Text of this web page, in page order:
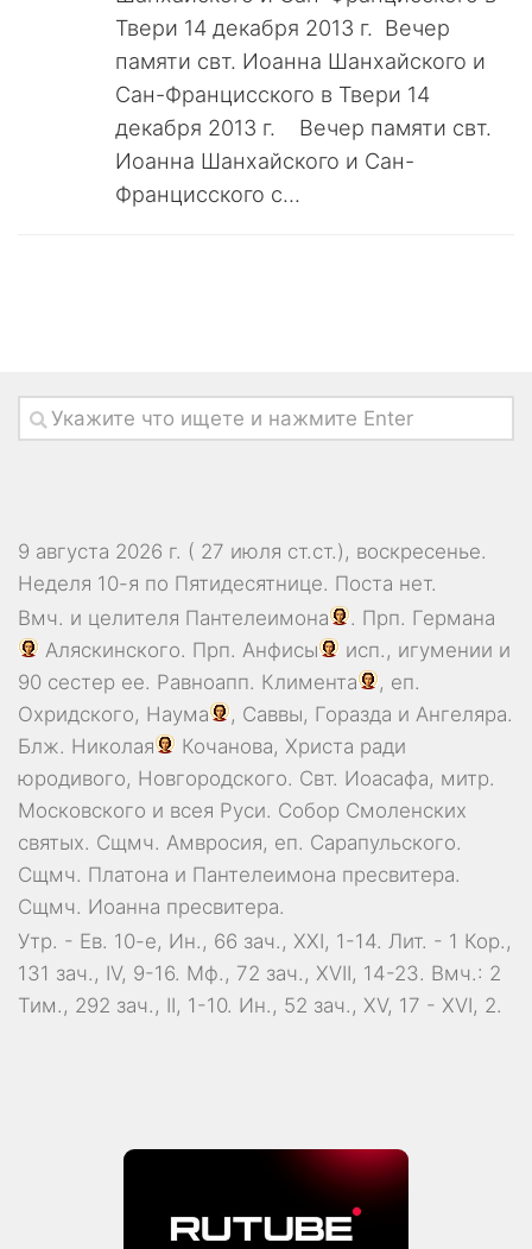
Твери 14 декабря 2013 г. Вечер
памяти свт. Иоанна Шанхайского и
Сан-Францисского в Твери 14
декабря 2013 г. Вечер памяти свт.
Иоанна Шанхайского и Сан-
Францисского с...
9 августа 2026 г. ( 27 июля ст.ст.), воскресенье.
Неделя 10-я по Пятидесятнице. Поста нет.
Вмч. и целителя Пантелеимона . Прп. Германа
Аляскинского. Прп. Анфисы
исп., игумении и
90 сестер ее. Равноапп. Климента
, еп.
Охридского, Наума , Саввы, Горазда и Ангеляра.
Блж. Николая
Кочанова, Христа ради
юродивого, Новгородского. Свт. Иоасафа, митр.
Московского и всея Руси. Собор Смоленских
святых. Сщмч. Амвросия, еп. Сарапульского.
Сщмч. Платона и Пантелеимона пресвитера.
Сщмч. Иоанна пресвитера.
Утр. - Ев. 10-е, Ин., 66 зач., XXI, 1-14. Лит. - 1 Кор.,
131 зач., IV, 9-16. Мф., 72 зач., XVII, 14-23. Вмч.: 2
Тим., 292 зач., II, 1-10. Ин., 52 зач., XV, 17 - XVI, 2.